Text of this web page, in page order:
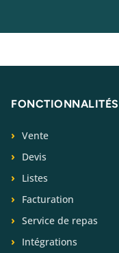
FONCTIONNALITÉS
Vente
Devis
Listes
Facturation
Service de repas
Intégrations